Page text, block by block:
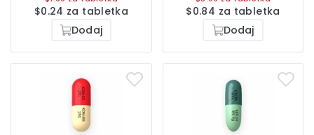
$0.24 za tabletka
Dodaj
$0.84 za tabletka
Dodaj